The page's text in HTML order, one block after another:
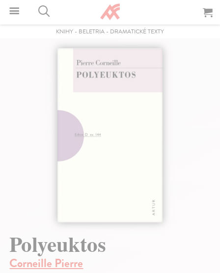
KNIHY - BELETRIA - DRAMATICKÉ TEXTY
Polyeuktos
Corneille Pierre